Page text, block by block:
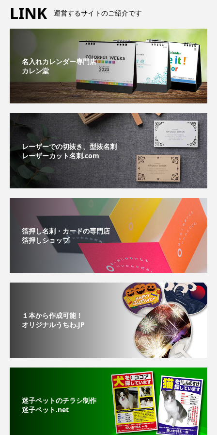
LINK 運営するサイトのご紹介です
名入れカレンダー専門店
カレン堂
レーザーでの切抜き、型抜名刺
レーザーカット名刺.com
箔押し名刺・カードの専門店
箔押しショップ
１本から作成可能！
オリジナルうちわ.JP
迷子ペットのチラシ制作
迷子ペット.net